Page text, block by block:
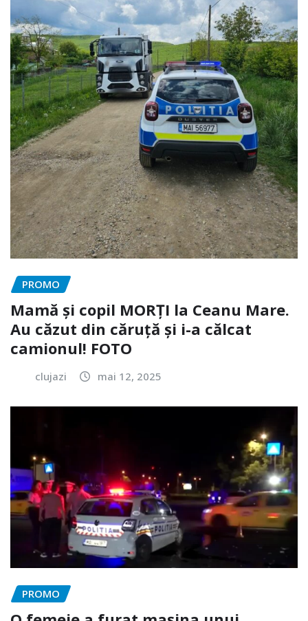
PROMO
Mamă și copil MORȚI la Ceanu Mare.
Au căzut din căruță și i-a călcat
camionul! FOTO
clujazi mai 12, 2025
PROMO